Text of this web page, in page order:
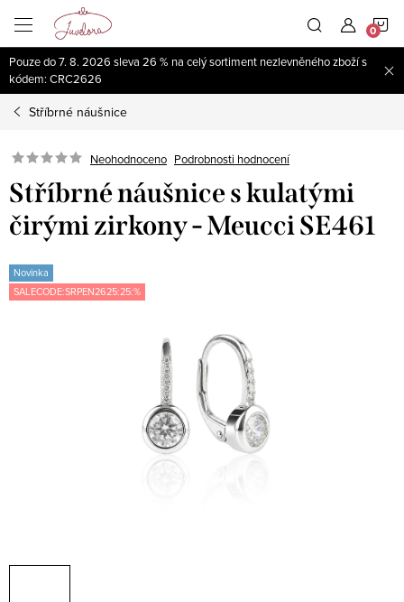
obsah
Pouze do 7. 8. 2026 sleva 26 % na celý sortiment nezlevněného zboží s
kódem: CRC2626
Stříbrné náušnice
Neohodnoceno Podrobnosti hodnocení
Stříbrné náušnice s kulatými
čirými zirkony - Meucci SE461
Novinka
SALECODE:SRPEN2625:25:%